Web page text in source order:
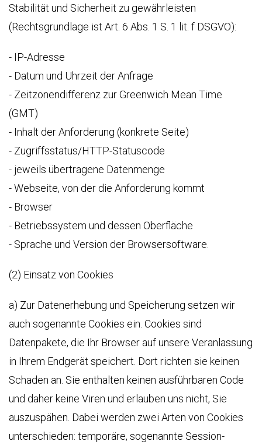
Stabilität und Sicherheit zu gewährleisten
(Rechtsgrundlage ist Art. 6 Abs. 1 S. 1 lit. f DSGVO):
- IP-Adresse
- Datum und Uhrzeit der Anfrage
- Zeitzonendifferenz zur Greenwich Mean Time
(GMT)
- Inhalt der Anforderung (konkrete Seite)
- Zugriffsstatus/HTTP-Statuscode
- jeweils übertragene Datenmenge
- Webseite, von der die Anforderung kommt
- Browser
- Betriebssystem und dessen Oberfläche
- Sprache und Version der Browsersoftware.
(2) Einsatz von Cookies
a) Zur Datenerhebung und Speicherung setzen wir
auch sogenannte Cookies ein. Cookies sind
Datenpakete, die Ihr Browser auf unsere Veranlassung
in Ihrem Endgerät speichert. Dort richten sie keinen
Schaden an. Sie enthalten keinen ausführbaren Code
und daher keine Viren und erlauben uns nicht, Sie
auszuspähen. Dabei werden zwei Arten von Cookies
unterschieden: temporäre, sogenannte Session-